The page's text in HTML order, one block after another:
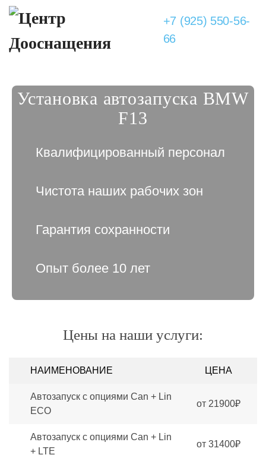
+7 (925) 550-56-
66
Установка автозапуска BMW
F13
Квалифицированный персонал
Чистота наших рабочих зон
Гарантия сохранности
Опыт более 10 лет
Цены на наши услуги:
НАИМЕНОВАНИЕ ЦЕНА
Автозапуск с опциями Can + Lin
ECO
от 21900₽
Автозапуск с опциями Can + Lin
+ LTE
от 31400₽